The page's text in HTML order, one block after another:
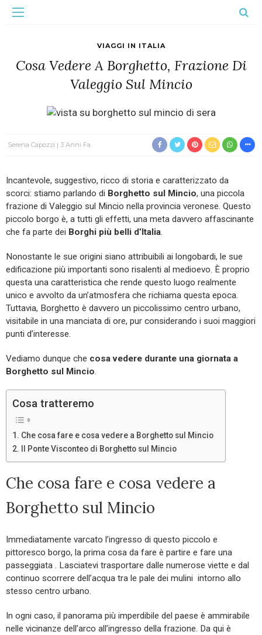
VIAGGI IN ITALIA
Cosa Vedere A Borghetto, Frazione Di
Valeggio Sul Mincio
Serena Capozzi 3 Anni Fa
Incantevole, suggestivo, ricco di storia e caratterizzato da
scorci: stiamo parlando di Borghetto sul Mincio, una piccola
frazione di Valeggio sul Mincio nella provincia veronese. Questo
piccolo borgo è, a tutti gli effetti, una meta davvero affascinante
che fa parte dei Borghi più belli d’Italia.
Nonostante le sue origini siano attribuibili ai longobardi, le sue
edificazione più importanti sono risalenti al medioevo. È proprio
questa una caratteristica che rende questo luogo realmente
unico e avvolto da un’atmosfera che richiama questa epoca.
Tuttavia, Borghetto è davvero un piccolissimo centro urbano,
visitabile in una manciata di ore, pur considerando i suoi maggiori
punti d’interesse.
Vediamo dunque che cosa vedere durante una giornata a
Borghetto sul Mincio.
Cosa tratteremo
Che cosa fare e cosa vedere a Borghetto sul Mincio
Il Ponte Visconteo di Borghetto sul Mincio
Che cosa fare e cosa vedere a
Borghetto sul Mincio
Immediatamente varcato l’ingresso di questo piccolo e
pittoresco borgo, la prima cosa da fare è partire e fare una
passeggiata . Lasciatevi trasportare dalle numerose viette e dal
continuo scorrere dell’acqua tra le pale dei mulini intorno allo
stesso centro urbano.
In ogni caso, il panorama più imperdibile del paese è ammirabile
nelle vicinanze dell’arco all’ingresso della frazione. Da qui è